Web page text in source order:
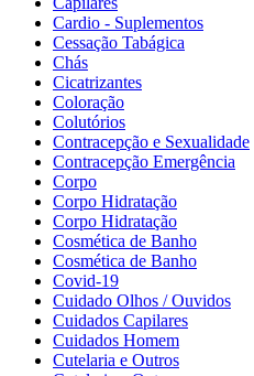
Cardio - Suplementos
Cessação Tabágica
Chás
Cicatrizantes
Coloração
Colutórios
Contracepção e Sexualidade
Contracepção Emergência
Corpo
Corpo Hidratação
Corpo Hidratação
Cosmética de Banho
Cosmética de Banho
Covid-19
Cuidado Olhos / Ouvidos
Cuidados Capilares
Cuidados Homem
Cutelaria e Outros